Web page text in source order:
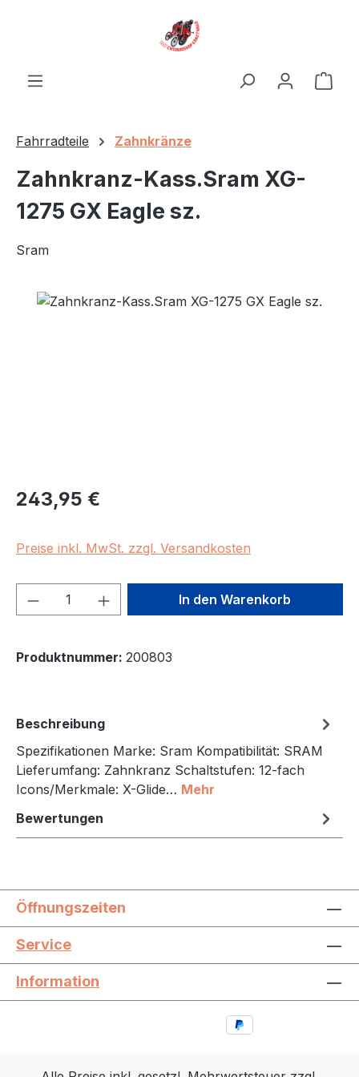
Fahrradteile Zahnkränze
Zahnkranz-Kass.Sram XG-
1275 GX Eagle sz.
Sram
Bildergalerie überspringen
Regulärer Preis:
243,95 €
Preise inkl. MwSt. zzgl. Versandkosten
Produkt Anzahl: Gib denIn den Warenkorb
Produktnummer: 200803
Beschreibung
Spezifikationen Marke: Sram Kompatibilität: SRAM
Lieferumfang: Zahnkranz Schaltstufen: 12-fach
Icons/Merkmale: X-Glide… Mehr
Bewertungen
Öffnungszeiten
Service
Information